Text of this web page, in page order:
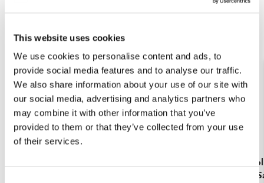
This website uses cookies
We use cookies to personalise content and ads, to
provide social media features and to analyse our traffic.
We also share information about your use of our site with
our social media, advertising and analytics partners who
may combine it with other information that you’ve
provided to them or that they’ve collected from your use
of their services.
verlanglijst
Brinkman-